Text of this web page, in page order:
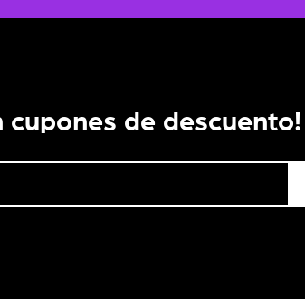
cupones de descuento!